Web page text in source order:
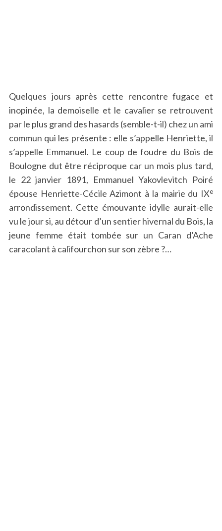
Quelques jours après cette rencontre fugace et
inopinée, la demoiselle et le cavalier se retrouvent
par le plus grand des hasards (semble-t-il) chez un ami
commun qui les présente : elle s’appelle Henriette, il
s’appelle Emmanuel. Le coup de foudre du Bois de
Boulogne dut être réciproque car un mois plus tard,
le 22 janvier 1891, Emmanuel Yakovlevitch Poiré
épouse Henriette-Cécile Azimont à la mairie du IXe
arrondissement. Cette émouvante idylle aurait-elle
vu le jour si, au détour d’un sentier hivernal du Bois, la
jeune femme était tombée sur un Caran d’Ache
caracolant à califourchon sur son zèbre ?…